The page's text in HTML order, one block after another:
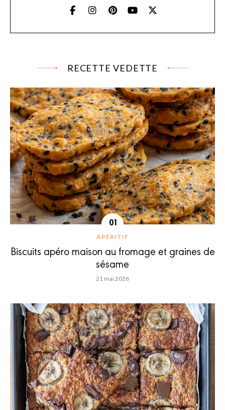
RECETTE VEDETTE
APÉRITIF
Biscuits apéro maison au fromage et graines de
sésame
21 mai 2026